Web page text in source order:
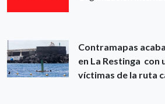
Contramapas
en La Restinga con
víctimas de la ruta